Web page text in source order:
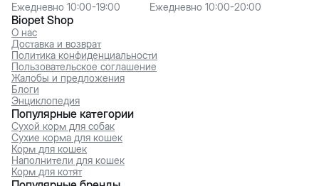
Biopet Shop
О нас
Доставка и возврат
Политика конфиденциальности
Пользовательское соглашение
Жалобы и предложения
Блоги
Энциклопедия
Ежедневно 10:00-19:00
Ежедневно 10:00-20:00
Популярные категории
Сухой корм для собак
Сухие корма для кошек
Корм для кошек
Наполнители для кошек
Корм для котят